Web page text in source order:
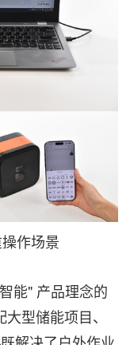
作场景
能" 产品理念的
型储能项目、